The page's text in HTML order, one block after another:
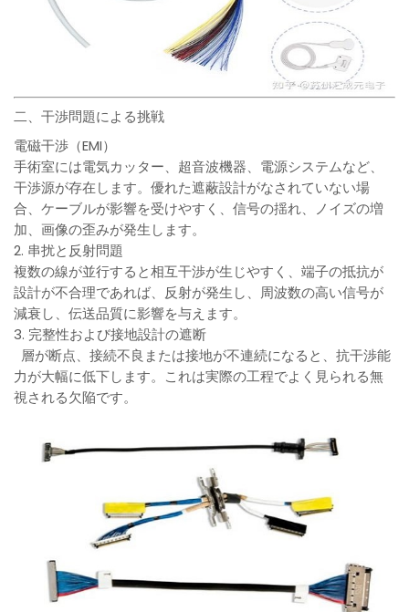
二、干渉問題による挑戦
電磁干渉（EMI）
手術室には電気カッター、超音波機器、電源システムなど、
干渉源が存在します。優れた遮蔽設計がなされていない場
合、ケーブルが影響を受けやすく、信号の揺れ、ノイズの増
加、画像の歪みが発生します。
2. 串扰と反射問題
複数の線が並行すると相互干渉が生じやすく、端子の抵抗が
設計が不合理であれば、反射が発生し、周波数の高い信号が
減衰し、伝送品質に影響を与えます。
3. 完整性および接地設計の遮断
層が断点、接続不良または接地が不連続になると、抗干渉能
力が大幅に低下します。これは実際の工程でよく見られる無
視される欠陥です。